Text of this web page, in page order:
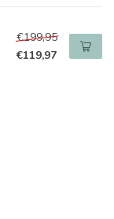
€199,95
€119,97